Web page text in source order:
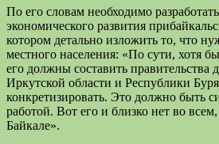
По его словам необходимо
экономического развития
котором детально изложить то, что
местного населения: «По сути, хотя
его должны составить правительства
Иркутской области и Республики
конкретизировать. Это должно быть
работой. Вот его и близко нет во всем,
Байкале».